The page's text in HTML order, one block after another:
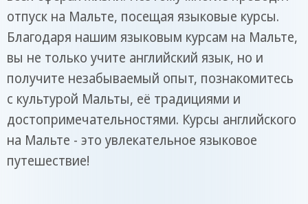
отпуск на Мальте, посещая языковые курсы.
Благодаря нашим языковым курсам на Мальте,
вы не только учите английский язык, но и
получите незабываемый опыт, познакомитесь
с культурой Мальты, её традициями и
достопримечательностями. Курсы английского
на Мальте - это увлекательное языковое
путешествие!